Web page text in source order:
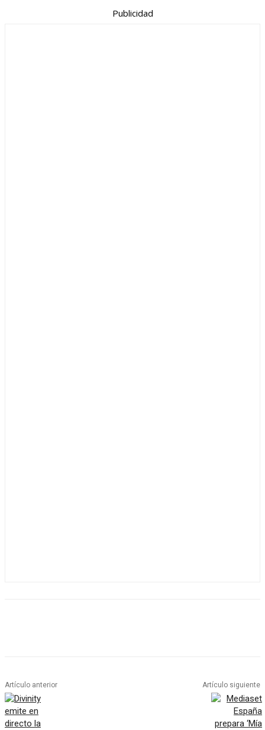
Publicidad
Artículo anterior Artículo siguiente